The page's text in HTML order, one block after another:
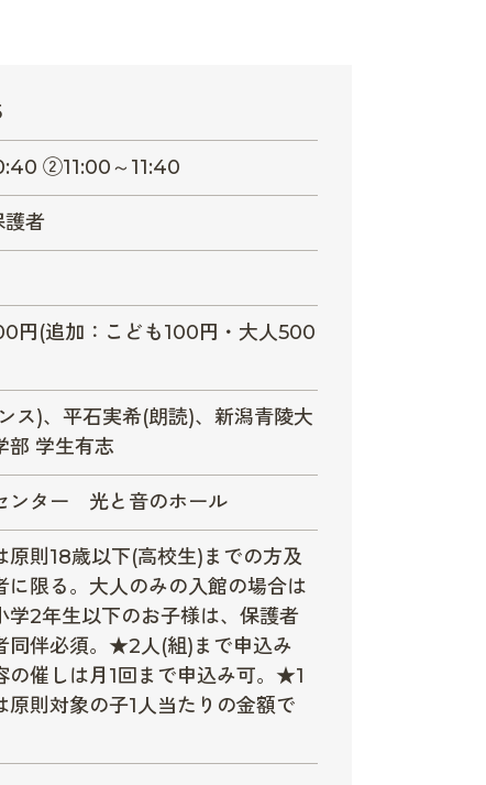
②11:00～11:40
護者
円(追加：こども100円・大人500
ス)、平石実希(朗読)、新潟青陵大
部 学生有志
ンター 光と音のホール
原則18歳以下(高校生)までの方及
に限る。大人のみの入館の場合は
学2年生以下のお子様は、保護者
同伴必須。★2人(組)まで申込み
の催しは月1回まで申込み可。★1
原則対象の子1人当たりの金額で